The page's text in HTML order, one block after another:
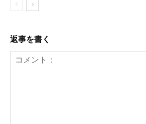
返事を書く